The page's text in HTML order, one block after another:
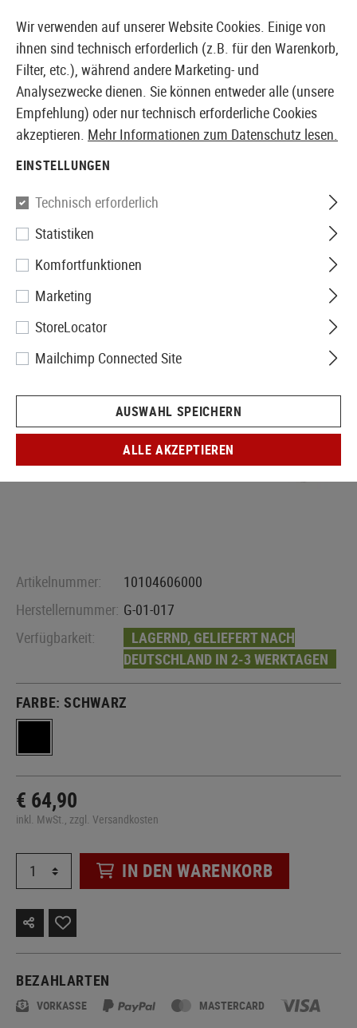
EUROPÄISCHER AIRSOFT SHOP & GROßHÄNDLER
G&G
QD Supressor UMG
Artikelnummer:
10104606000
Herstellernummer: G-01-017
Verfügbarkeit:
LAGERND, GELIEFERT NACH
DEUTSCHLAND IN 2-3 WERKTAGEN
FARBE:SCHWARZ
€ 64,90
inkl. MwSt., zzgl. Versandkosten
IN DEN WARENKORB
BEZAHLARTEN
VORKASSE MASTERCARD
Wir verwenden auf unserer Website Cookies. Einige von
ihnen sind technisch erforderlich (z.B. für den Warenkorb,
Filter, etc.), während andere Marketing- und
Analysezwecke dienen. Sie können entweder alle (unsere
Empfehlung) oder nur technisch erforderliche Cookies
akzeptieren. Mehr Informationen zum Datenschutz lesen.
EINSTELLUNGEN
Technisch erforderlich
Statistiken
Komfortfunktionen
Marketing
StoreLocator
Mailchimp Connected Site
AUSWAHL SPEICHERN
ALLE AKZEPTIEREN